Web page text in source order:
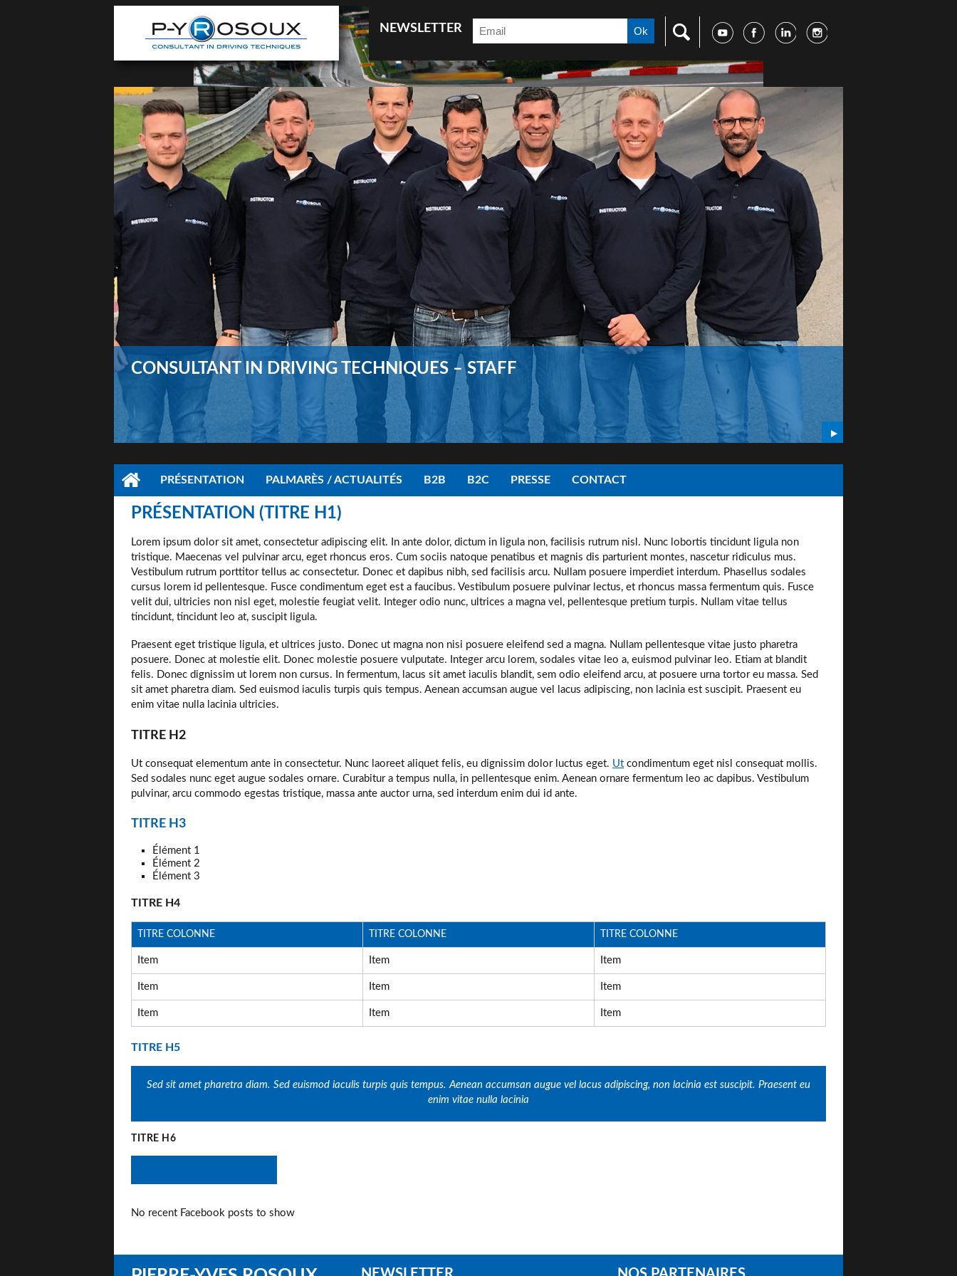
NEWSLETTER
Accueil
After 6 (18h-20h : Initiation au pilotage)
Ask for information
B2B
Car test
Coaching
Coaching EN
Conférence
Contact
Contact
Demandes d’infos
e-Driving
Eco-Driving
Events package
Galeries photos
Introduction
Legal notice
Les News
Mentions légales
News EN
Newsletter
Palmarès / Actualités
Photo galleries
Pilote de précision (TV – Cinéma)
Plan du site
Présentation de véhicules pour les marques
Presse
Prize list / News
Recherche
Road Book
Search
Sitemap
CONSULTANT IN DRIVING TECHNIQUES – STAFF
PRÉSENTATION PALMARÈS / ACTUALITÉS B2B B2C PRESSE CONTACT
PRÉSENTATION (TITRE H1)
Lorem ipsum dolor sit amet, consectetur adipiscing elit. In ante dolor, dictum in ligula non, facilisis rutrum nisl. Nunc lobortis tincidunt ligula non
tristique. Maecenas vel pulvinar arcu, eget rhoncus eros. Cum sociis natoque penatibus et magnis dis parturient montes, nascetur ridiculus mus.
Vestibulum rutrum porttitor tellus ac consectetur. Donec et dapibus nibh, sed facilisis arcu. Nullam posuere imperdiet interdum. Phasellus sodales
cursus lorem id pellentesque. Fusce condimentum eget est a faucibus. Vestibulum posuere pulvinar lectus, et rhoncus massa fermentum quis. Fusce
velit dui, ultricies non nisl eget, molestie feugiat velit. Integer odio nunc, ultrices a magna vel, pellentesque pretium turpis. Nullam vitae tellus
tincidunt, tincidunt leo at, suscipit ligula.
Praesent eget tristique ligula, et ultrices justo. Donec ut magna non nisi posuere eleifend sed a magna. Nullam pellentesque vitae justo pharetra
posuere. Donec at molestie elit. Donec molestie posuere vulputate. Integer arcu lorem, sodales vitae leo a, euismod pulvinar leo. Etiam at blandit
felis. Donec dignissim ut lorem non cursus. In fermentum, lacus sit amet iaculis blandit, sem odio eleifend arcu, at posuere urna tortor eu massa. Sed
sit amet pharetra diam. Sed euismod iaculis turpis quis tempus. Aenean accumsan augue vel lacus adipiscing, non lacinia est suscipit. Praesent eu
enim vitae nulla lacinia ultricies.
TITRE H2
Ut consequat elementum ante in consectetur. Nunc laoreet aliquet felis, eu dignissim dolor luctus eget. Ut condimentum eget nisl consequat mollis.
Sed sodales nunc eget augue sodales ornare. Curabitur a tempus nulla, in pellentesque enim. Aenean ornare fermentum leo ac dapibus. Vestibulum
pulvinar, arcu commodo egestas tristique, massa ante auctor urna, sed interdum enim dui id ante.
TITRE H3
Élément 1
Élément 2
Élément 3
TITRE H4
TITRE COLONNE TITRE COLONNE TITRE COLONNE
Item Item Item
Item Item Item
Item Item Item
TITRE H5
Sed sit amet pharetra diam. Sed euismod iaculis turpis quis tempus. Aenean accumsan augue vel lacus adipiscing, non lacinia est suscipit. Praesent eu
enim vitae nulla lacinia
TITRE H6
No recent Facebook posts to show